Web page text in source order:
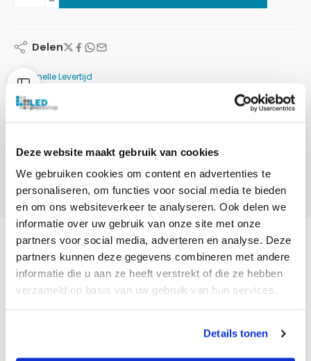
Deze website maakt gebruik van cookies
We gebruiken cookies om content en advertenties te
personaliseren, om functies voor social media te bieden
en om ons websiteverkeer te analyseren. Ook delen we
informatie over uw gebruik van onze site met onze
partners voor social media, adverteren en analyse. Deze
partners kunnen deze gegevens combineren met andere
informatie die u aan ze heeft verstrekt of die ze hebben
verzameld op basis van uw gebruik van hun services.
Details tonen
Delen
Snelle Levertijd
Gratis Verzending vanaf €100,-
BESCHRIJVING
maken in je 1-fase railverlichting. Geschikt voor al